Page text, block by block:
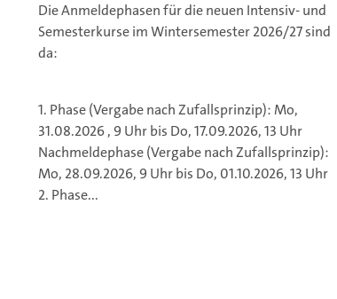
Die Anmeldephasen für die neuen Intensiv- und
Semesterkurse im Wintersemester 2026/27 sind
da:
1. Phase (Vergabe nach Zufallsprinzip): Mo,
31.08.2026 , 9 Uhr bis Do, 17.09.2026, 13 Uhr
Nachmeldephase (Vergabe nach Zufallsprinzip):
Mo, 28.09.2026, 9 Uhr bis Do, 01.10.2026, 13 Uhr
2. Phase...